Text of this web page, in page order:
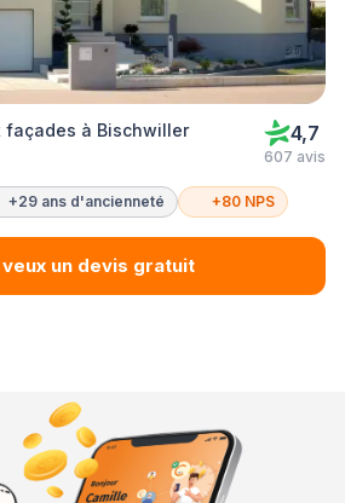
façades à Bischwiller 4,7
607 avis
+29 ans d'ancienneté +80 NPS
un devis gratuit